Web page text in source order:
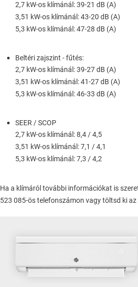
2,7 kW-os klímánál: 39-21 dB (A)
3,51 kW-os klímánál: 43-20 dB (A)
5,3 kW-os klímánál: 47-28 dB (A)
Beltéri zajszint - fűtés:
2,7 kW-os klímánál: 39-27 dB (A)
3,51 kW-os klímánál: 41-27 dB (A)
5,3 kW-os klímánál: 46-33 dB (A)
SEER / SCOP
2,7 kW-os klímánál: 8,4 / 4,5
3,51 kW-os klímánál: 7,1 / 4,1
5,3 kW-os klímánál: 7,3 / 4,2
Ha a klímáról további információkat is
523 085-ös telefonszámon vagy töltsd ki